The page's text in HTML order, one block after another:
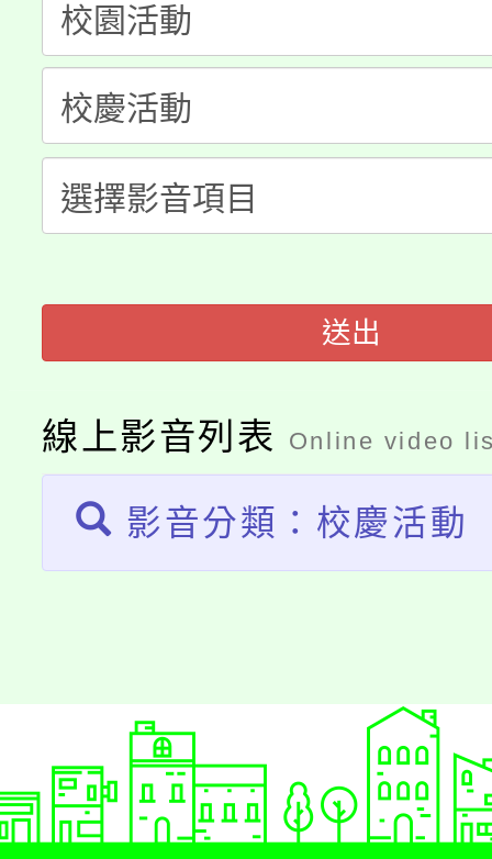
程，歡迎學生輔導中心
心理、諮商輔導、社會
系所師生報名參加。
會
115年食農教育專業人
程
學期銜接期間理賠案件
學籍身 分審查程序及
版
淨零綠領人才培育課程
公告本校115學年度第
「2026金融保險知識
車」活動
桃園市115學年度學生
生本土語及新住民語歌
公告本校115學年度第
代理(課)教師甄選結果
公告本校115學年度第
代理(課)教師甄選結果(
轉知中國文化大學推廣
《TA101》溝通分析基
程，歡迎學生輔導中心
系所師生報名參加。
送出
線上影音列表 Online video
影音分類：校慶活動